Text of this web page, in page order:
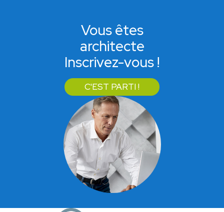
Vous êtes
architecte
Inscrivez-vous !
C'EST PARTI !